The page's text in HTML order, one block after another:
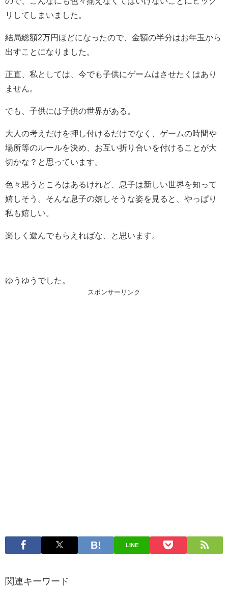
リしてしまいました。
結局総額2万円ほどになったので、金額の半分はお年玉から
出すことになりました。
正直、私としては、今でも子供にゲームはさせたくはあり
ません。
でも、子供には子供の世界がある。
大人の考えだけを押し付けるだけでなく、ゲームの時間や
場所等のルールを決め、お互い折り合いを付けることが大
切かな？と思っています。
色々思うところはあるけれど、息子は新しい世界を知って
嬉しそう。そんな息子の嬉しそうな姿を見ると、やっぱり
私も嬉しい。
楽しく遊んでもらえればな、と思います。
ゆうゆうでした。
スポンサーリンク
LINE
関連キーワード